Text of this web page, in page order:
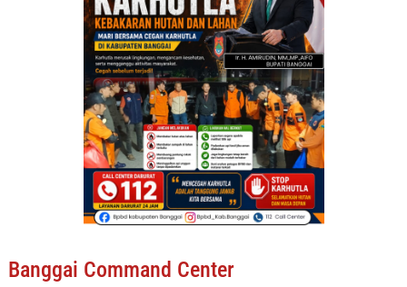
Banggai Command Center